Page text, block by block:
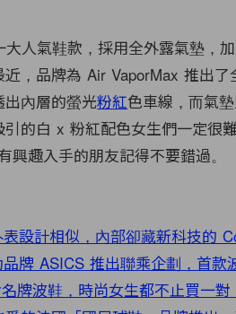
大人氣鞋款，採用全外露氣墊，
，品牌為 Air VaporMax 推出
內層的螢光粉紅色車線，而氣
的白 x 粉紅配色女生們一定很
趣入手的朋友記得不要錯過。
設計相似，內部卻藏新科技的
牌 ASICS 推出聯乘企劃，首款
牌波鞋，時尚女生都不止買一對